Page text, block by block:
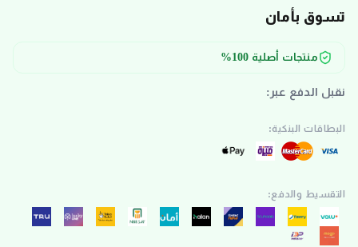
تسوق بأمان
منتجات أصلية 100%
نقبل الدفع عبر:
البطاقات البنكية:
التقسيط والدفع: